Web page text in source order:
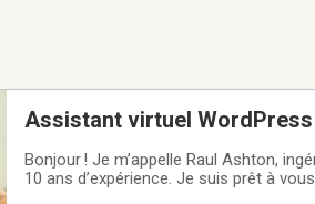
Assistant virtuel
Bonjour ! Je m’appelle Raul Ashton,
10 ans d’expérience. Je suis prêt à